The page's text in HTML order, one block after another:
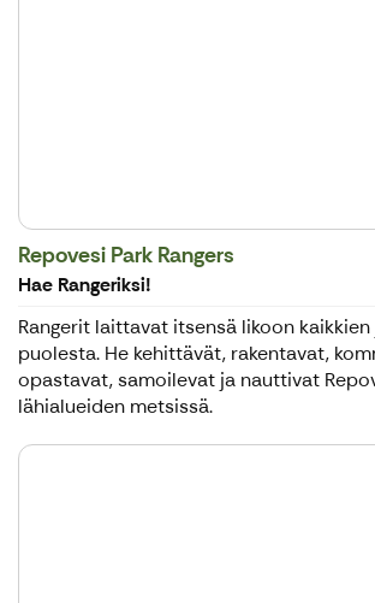
Repovesi Park Rangers
Hae Rangeriksi!
Rangerit laittavat itsensä likoon
puolesta. He kehittävät, rakentavat,
opastavat, samoilevat ja nauttivat
lähialueiden metsissä.